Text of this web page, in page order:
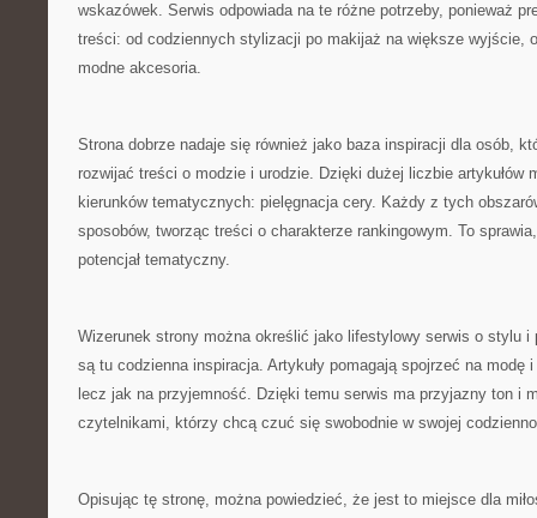
wskazówek. Serwis odpowiada na te różne potrzeby, ponieważ
treści: od codziennych stylizacji po makijaż na większe wyjście,
modne akcesoria.
Strona dobrze nadaje się również jako baza inspiracji dla osób,
rozwijać treści o modzie i urodzie. Dzięki dużej liczbie artykułów
kierunków tematycznych: pielęgnacja cery. Każdy z tych
sposobów, tworząc treści o charakterze rankingowym. To
potencjał tematyczny.
Wizerunek strony można określić jako lifestylowy serwis o stylu i
są tu codzienna inspiracja. Artykuły pomagają spojrzeć na modę
lecz jak na przyjemność. Dzięki temu serwis ma przyjazny ton i
czytelnikami, którzy chcą czuć się swobodnie w swojej
Opisując tę stronę, można powiedzieć, że jest to miejsce dla